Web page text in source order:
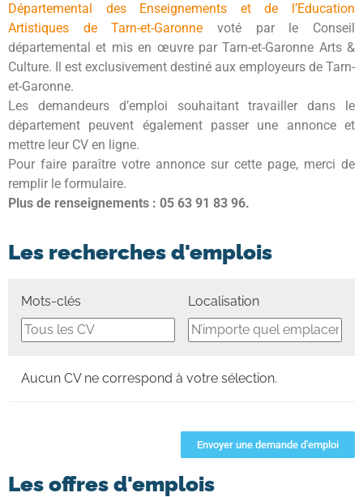
Départemental des Enseignements et de l’Education
Artistiques de Tarn-et-Garonne voté par le Conseil
départemental et mis en œuvre par Tarn-et-Garonne Arts &
Culture. Il est exclusivement destiné aux employeurs de Tarn-
et-Garonne.
Les demandeurs d’emploi souhaitant travailler dans le
département peuvent également passer une annonce et
mettre leur CV en ligne.
Pour faire paraître votre annonce sur cette page, merci de
remplir le formulaire.
Plus de renseignements : 05 63 91 83 96.
Les recherches d'emplois
Mots-clés Localisation
Aucun CV ne correspond à votre sélection.
Envoyer une demande d'emploi
Les offres d'emplois